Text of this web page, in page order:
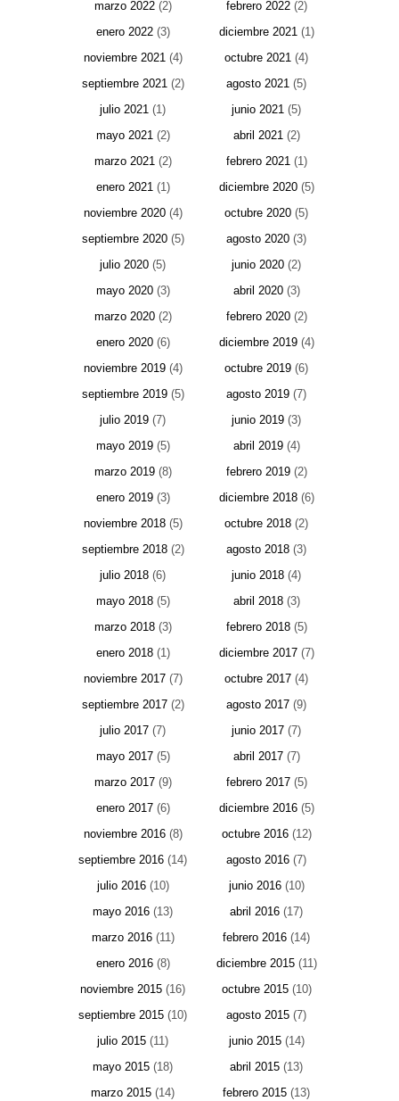
marzo 2022(2) febrero 2022(2)
enero 2022(3) diciembre 2021(1)
noviembre 2021(4) octubre 2021 (4)
septiembre 2021(2) agosto 2021 (5)
julio 2021 (1) junio 2021 (5)
mayo 2021(2) abril 2021(2)
marzo 2021(2) febrero 2021(1)
enero 2021(1) diciembre 2020(5)
noviembre 2020(4) octubre 2020 (5)
septiembre 2020(5) agosto 2020 (3)
julio 2020 (5) junio 2020 (2)
mayo 2020(3) abril 2020(3)
marzo 2020(2) febrero 2020(2)
enero 2020(6) diciembre 2019(4)
noviembre 2019(4) octubre 2019 (6)
septiembre 2019(5) agosto 2019 (7)
julio 2019 (7) junio 2019 (3)
mayo 2019(5) abril 2019(4)
marzo 2019(8) febrero 2019(2)
enero 2019(3) diciembre 2018(6)
noviembre 2018(5) octubre 2018 (2)
septiembre 2018(2) agosto 2018 (3)
julio 2018 (6) junio 2018 (4)
mayo 2018(5) abril 2018(3)
marzo 2018(3) febrero 2018(5)
enero 2018(1) diciembre 2017(7)
noviembre 2017(7) octubre 2017 (4)
septiembre 2017(2) agosto 2017 (9)
julio 2017 (7) junio 2017 (7)
mayo 2017(5) abril 2017(7)
marzo 2017(9) febrero 2017(5)
enero 2017(6) diciembre 2016(5)
noviembre 2016(8) octubre 2016(12)
septiembre 2016 (14) agosto 2016 (7)
julio 2016(10) junio 2016(10)
mayo 2016 (13) abril 2016 (17)
marzo 2016(11) febrero 2016 (14)
enero 2016(8) diciembre 2015(11)
noviembre 2015 (16) octubre 2015(10)
septiembre 2015 (10) agosto 2015 (7)
julio 2015 (11) junio 2015(14)
mayo 2015 (18) abril 2015 (13)
marzo 2015 (14) febrero 2015 (13)